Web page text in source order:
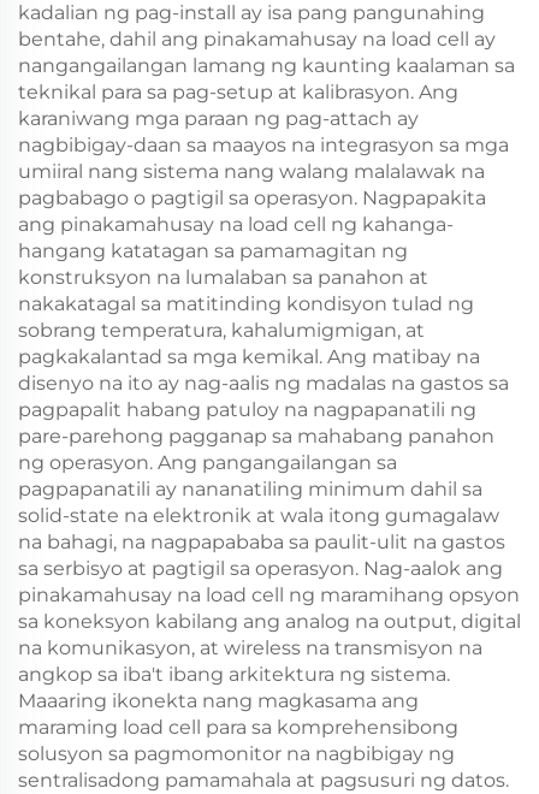
kadalian ng pag-install ay isa pang pangunahing
bentahe, dahil ang pinakamahusay na load cell ay
nangangailangan lamang ng kaunting kaalaman sa
teknikal para sa pag-setup at kalibrasyon. Ang
karaniwang mga paraan ng pag-attach ay
nagbibigay-daan sa maayos na integrasyon sa mga
umiiral nang sistema nang walang malalawak na
pagbabago o pagtigil sa operasyon. Nagpapakita
ang pinakamahusay na load cell ng kahanga-
hangang katatagan sa pamamagitan ng
konstruksyon na lumalaban sa panahon at
nakakatagal sa matitinding kondisyon tulad ng
sobrang temperatura, kahalumigmigan, at
pagkakalantad sa mga kemikal. Ang matibay na
disenyo na ito ay nag-aalis ng madalas na gastos sa
pagpapalit habang patuloy na nagpapanatili ng
pare-parehong pagganap sa mahabang panahon
ng operasyon. Ang pangangailangan sa
pagpapanatili ay nananatiling minimum dahil sa
solid-state na elektronik at wala itong gumagalaw
na bahagi, na nagpapababa sa paulit-ulit na gastos
sa serbisyo at pagtigil sa operasyon. Nag-aalok ang
pinakamahusay na load cell ng maramihang opsyon
sa koneksyon kabilang ang analog na output, digital
na komunikasyon, at wireless na transmisyon na
angkop sa iba't ibang arkitektura ng sistema.
Maaaring ikonekta nang magkasama ang
maraming load cell para sa komprehensibong
solusyon sa pagmomonitor na nagbibigay ng
sentralisadong pamamahala at pagsusuri ng datos.